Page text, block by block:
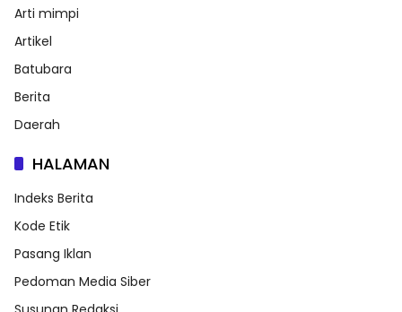
Arti mimpi
Artikel
Batubara
Berita
Daerah
HALAMAN
Indeks Berita
Kode Etik
Pasang Iklan
Pedoman Media Siber